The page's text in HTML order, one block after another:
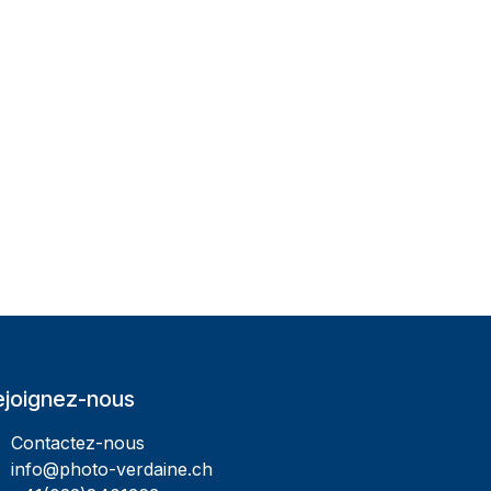
nous
Contactez-nous
info@photo-verdaine.ch​